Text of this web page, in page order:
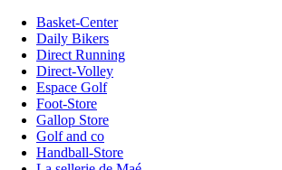
Basket-Center
Daily Bikers
Direct Running
Direct-Volley
Espace Golf
Foot-Store
Gallop Store
Golf and co
Handball-Store